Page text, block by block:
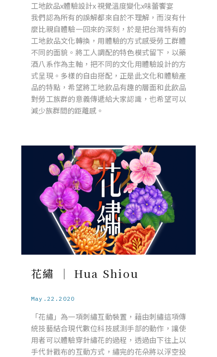
工地飲品x體驗設計x 視覺溫度變化x味蕾饗宴
我們認為所有的誤解都來自於不理解，而沒有什
麼比親自體驗一回來的深刻，於是把台灣特有的
工地飲品文化轉換，用體驗的方式感受勞工群體
不同的面貌。將工人調配的特色模式留下，以藥
酒八系作為主軸，把不同的文化用體驗設計的方
式呈現。多樣的自由搭配，正是此文化和體驗產
品的特點，希望將工地飲品有趣的層面和此飲品
對勞工族群的意義傳遞給大家認識，也希望可以
減少族群間的距離感。
花繡 ｜ Hua Shiou
May.22.2020
「花繡」為一項刺繡互動裝置，藉由刺繡這項傳
統技藝結合現代數位科技感測手部的動作，讓使
用者可以體驗穿針繡花的過程，透過由下往上以
手代針戳布的互動方式，繡完的花朵將以浮空投